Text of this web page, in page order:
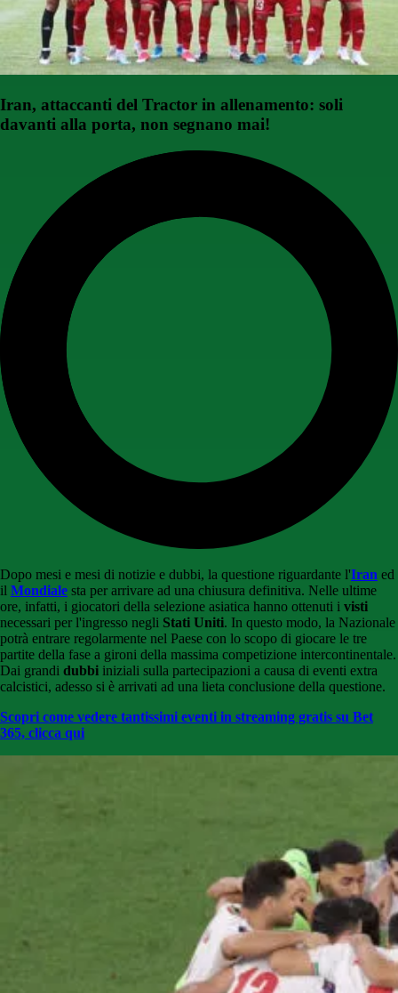
Iran, attaccanti del Tractor in allenamento: soli
davanti alla porta, non segnano mai!
Dopo mesi e mesi di notizie e dubbi, la questione riguardante l'Iran ed
il Mondiale sta per arrivare ad una chiusura definitiva. Nelle ultime
ore, infatti, i giocatori della selezione asiatica hanno ottenuti i visti
necessari per l'ingresso negli Stati Uniti. In questo modo, la Nazionale
potrà entrare regolarmente nel Paese con lo scopo di giocare le tre
partite della fase a gironi della massima competizione intercontinentale.
Dai grandi dubbi iniziali sulla partecipazioni a causa di eventi extra
calcistici, adesso si è arrivati ad una lieta conclusione della questione.
Scopri come vedere tantissimi eventi in streaming gratis su Bet
365, clicca qui